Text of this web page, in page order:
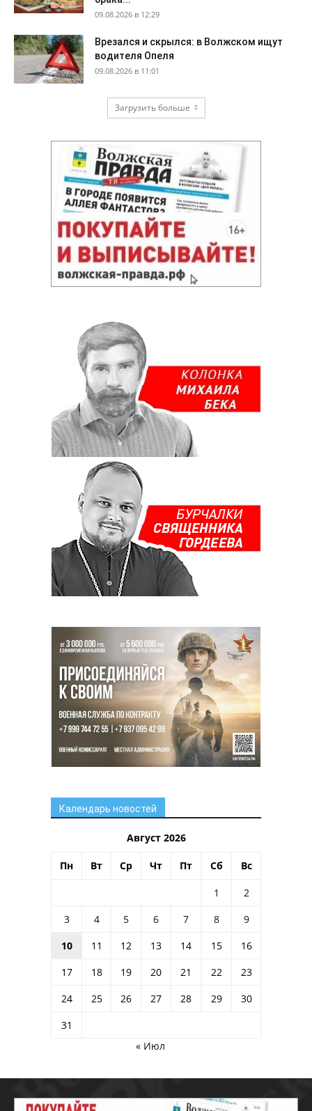
09.08.2026 в 12:29
Врезался и скрылся: в Волжском ищут
водителя Опеля
09.08.2026 в 11:01
Загрузить больше
Календарь новостей
Август 2026
Пн Вт Ср Чт Пт Сб Вс
1
2
3
4 5 6 7 8
9
10
11 12 13 14 15
16
17
18 19 20 21 22
23
24
25 26 27 28 29
30
31
« Июл